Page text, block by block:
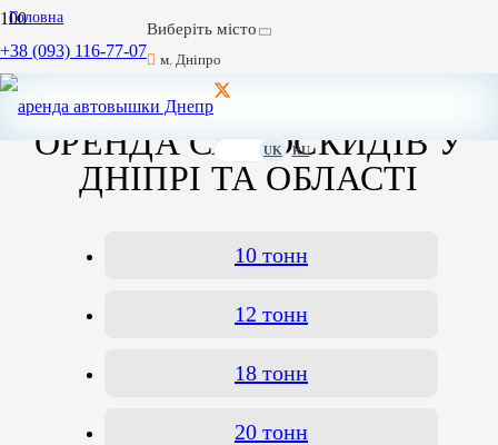
+38 (093) 116-77-07
Виберіть місто
м. Дніпро
UK RU
Головна
Головна Дніпро
/
Послуги самоскида в Дніпрі та області
ОРЕНДА САМОСКИДІВ У
ДНІПРІ ТА ОБЛАСТІ
10 тонн
12 тонн
18 тонн
20 тонн